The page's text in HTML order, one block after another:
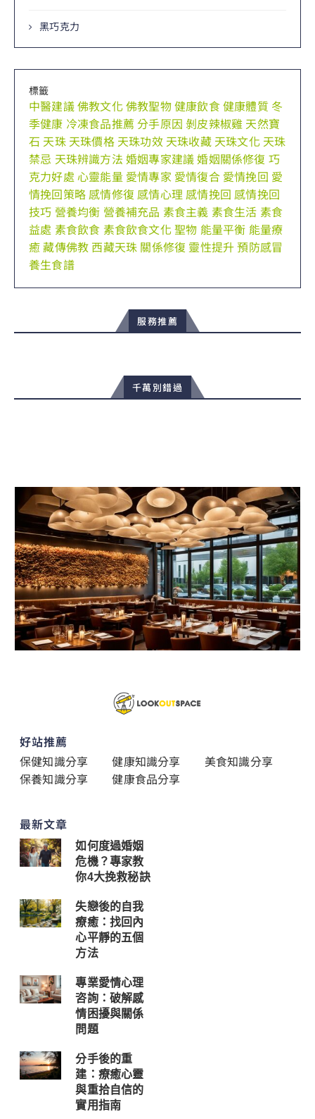
黑巧克力
標籤
中醫建議佛教文化佛教聖物健康飲食健康體質 冬
季健康 冷凍食品推薦 分手原因 剝皮辣椒雞 天然寶
石 天珠 天珠價格 天珠功效 天珠收藏 天珠文化 天珠
禁忌 天珠辨識方法 婚姻專家建議婚姻關係修復 巧
克力好處 心靈能量 愛情專家 愛情復合 愛情挽回 愛
情挽回策略 感情修復 感情心理 感情挽回 感情挽回
技巧 營養均衡 營養補充品 素食主義 素食生活 素食
益處 素食飲食 素食飲食文化聖物 能量平衡 能量療
癒藏傳佛教 西藏天珠 關係修復 靈性提升預防感冒
養生食譜
服務推薦
千萬別錯過
好站推薦
保健知識分享
健康知識分享
美食知識分享
保養知識分享
健康食品分享
最新文章
如何度過婚姻
危機？專家教
你4大挽救秘訣
失戀後的自我
療癒：找回內
心平靜的五個
方法
專業愛情心理
咨詢：破解感
情困擾與關係
問題
分手後的重
建：療癒心靈
與重拾自信的
實用指南